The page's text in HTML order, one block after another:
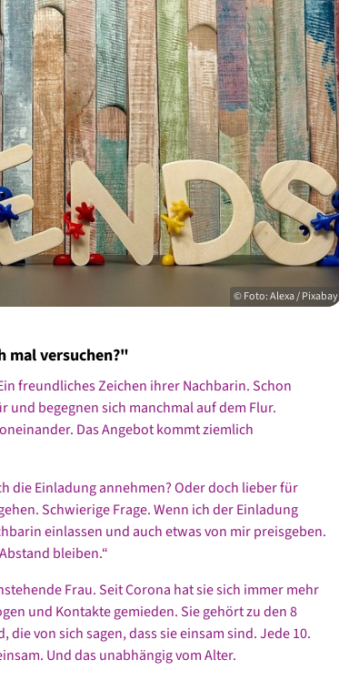
© Foto: Alexa / Pixabay
mal versuchen?"
freundliches Zeichen ihrer Nachbarin. Schon
und begegnen sich manchmal auf dem Flur.
Das Angebot kommt ziemlich
die Einladung annehmen? Oder doch lieber für
Schwierige Frage. Wenn ich der Einladung
einlassen und auch etwas von mir preisgeben.
bleiben.“
Frau. Seit Corona hat sie sich immer mehr
und Kontakte gemieden. Sie gehört zu den 8
von sich sagen, dass sie einsam sind. Jede 10.
Und das unabhängig vom Alter.